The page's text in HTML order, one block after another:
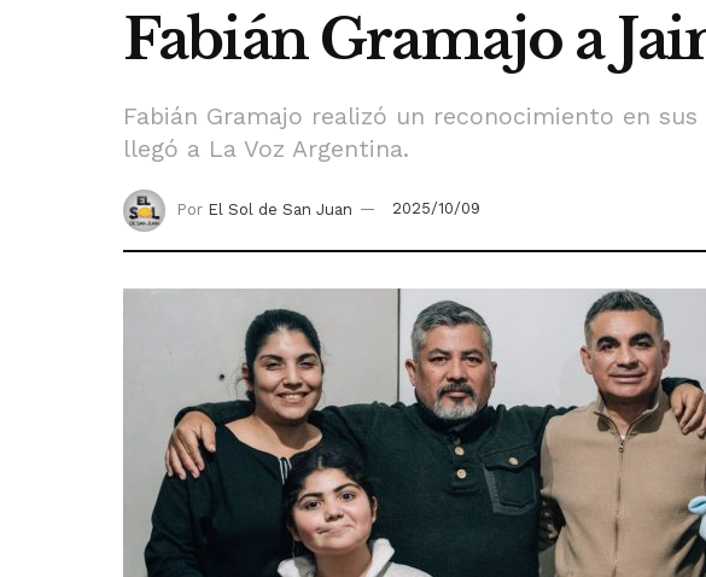
Fabián Gramajo a
Fabián Gramajo realizó un reconocimiento en
llegó a La Voz Argentina.
Por El Sol de San Juan 2025/10/09